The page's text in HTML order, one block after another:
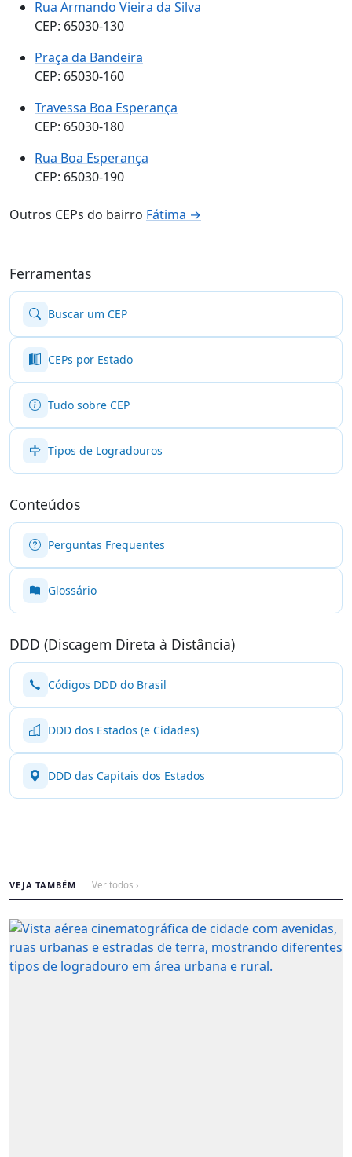
Rua Armando Vieira da Silva
CEP: 65030-130
Praça da Bandeira
CEP: 65030-160
Travessa Boa Esperança
CEP: 65030-180
Rua Boa Esperança
CEP: 65030-190
Outros CEPs do bairro Fátima →
Ferramentas
Buscar um CEP
CEPs por Estado
Tudo sobre CEP
Tipos de Logradouros
Conteúdos
Perguntas Frequentes
Glossário
DDD (Discagem Direta à Distância)
Códigos DDD do Brasil
DDD dos Estados (e Cidades)
DDD das Capitais dos Estados
VEJA TAMBÉM Ver todos ›